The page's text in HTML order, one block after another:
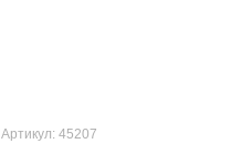
Артикул: 45207